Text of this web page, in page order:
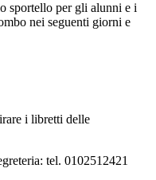
sportello per gli alunni e i
nei seguenti giorni e
i libretti delle
tel. 0102512421